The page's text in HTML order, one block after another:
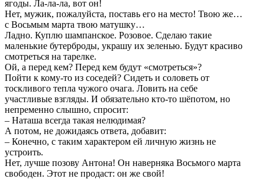
ягоды. Ла-ла-ла, вот он!
Нет, мужик, пожалуйста, поставь его на место! Твою же…
с Восьмым марта твою матушку…
Ладно. Куплю шампанское. Розовое. Сделаю такие
маленькие бутерброды, украшу их зеленью. Будут красиво
смотреться на тарелке.
Ой, а перед кем? Перед кем будут «смотреться»?
Пойти к кому-то из соседей? Сидеть и соловеть от
тоскливого тепла чужого очага. Ловить на себе
участливые взгляды. И обязательно кто-то шёпотом, но
непременно слышно, спросит:
– Наташа всегда такая нелюдимая?
А потом, не дожидаясь ответа, добавит:
– Конечно, с таким характером ей личную жизнь не
устроить.
Нет, лучше позову Антона! Он наверняка Восьмого марта
свободен. Этот не продаст: он же свой!